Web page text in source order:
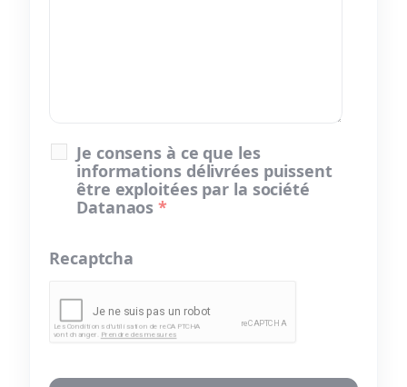
Je consens à ce que les
informations délivrées puissent
être exploitées par la société
Datanaos*
Recaptcha